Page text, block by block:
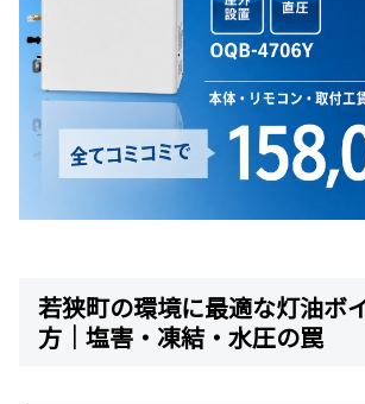
若狭町の環境に最適な灯油ボ
方｜塩害・凍結・水圧の罠